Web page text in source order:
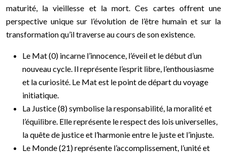
maturité, la vieillesse et la mort. Ces cartes offrent une
perspective unique sur l’évolution de l’être humain et sur la
transformation qu’il traverse au cours de son existence.
Le Mat (0) incarne l’innocence, l’éveil et le début d’un
nouveau cycle. Il représente l’esprit libre, l’enthousiasme
et la curiosité. Le Mat est le point de départ du voyage
initiatique.
La Justice (8) symbolise la responsabilité, la moralité et
l’équilibre. Elle représente le respect des lois universelles,
la quête de justice et l’harmonie entre le juste et l’injuste.
Le Monde (21) représente l’accomplissement, l’unité et